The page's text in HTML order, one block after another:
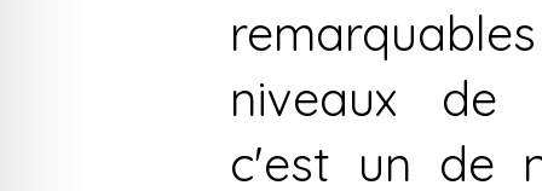
niveaux de
c'est un de